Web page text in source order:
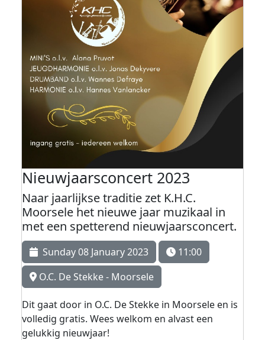
Nieuwjaarsconcert 2023
Naar jaarlijkse traditie zet K.H.C.
Moorsele het nieuwe jaar muzikaal in
met een spetterend nieuwjaarsconcert.
Sunday 08 January 2023
11:00
O.C. De Stekke - Moorsele
Dit gaat door in O.C. De Stekke in Moorsele en is
volledig gratis. Wees welkom en alvast een
gelukkig nieuwjaar!